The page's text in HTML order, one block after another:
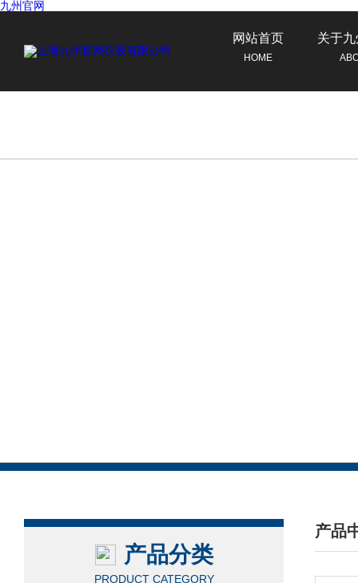
九州官网
网站首页
HOME
关于
产品分类
PRODUCT CATEGORY
产品
/